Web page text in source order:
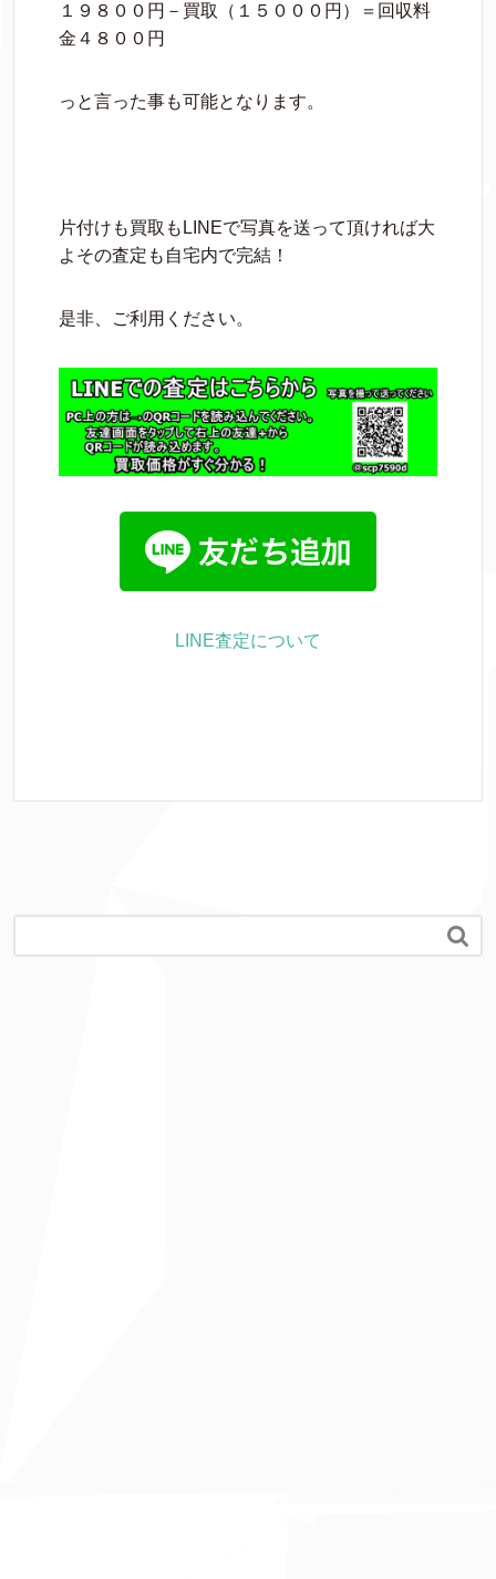
１９８００円－買取（１５０００円）＝回収料
金４８００円
っと言った事も可能となります。
片付けも買取もLINEで写真を送って頂ければ大
よその査定も自宅内で完結！
是非、ご利用ください。
LINE査定について
